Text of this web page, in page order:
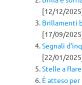
[12/12/
Brillamenti
[17/09/
Segnali
[22/01/
Stelle a
È atteso